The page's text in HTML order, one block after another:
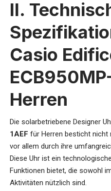
II.
Casio
Herren
Die solarbetriebene Designer
1AEF für Herren besticht nicht
vor allem durch ihre
Diese Uhr ist ein
Funktionen bietet, die sowohl
Aktivitäten nützlich sind.